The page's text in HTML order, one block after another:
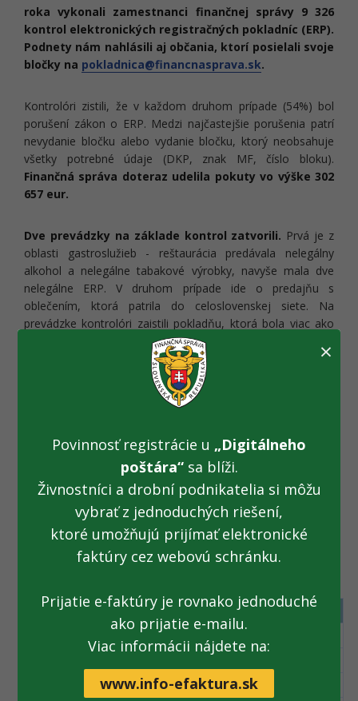
roka vykonali zamestnanci finančnej správy 9 326
kontrol elektronických registračných pokladníc (ERP).
Podnety nám nahlásili aj občania, ktorí posielali svoje
bločky na pokladnica@financnasprava.sk.
Kontrolóri zistili, že v každom druhom prípade (54%) bol
porušení zákon o ERP. Medzi najčastejšie porušenia patrí
nevydanie bločku alebo vydanie bločku, ktorý neobsahuje
všetky potrebné údaje (DKP, znak MF, číslo bloku).
Finančná správa doteraz udelila pokuty vo výške 302
657 eur.
Dve prevádzky na základe kontrol zatvorili. Prvá je z
oblasti gastroslužieb - reštaurácia predávala nelegálny
alkohol a nelegálne tabakové výrobky, navyše mala dve
nelegálne ERP. V druhom prípade ide o predajňu s
oblečením, ktorá patrila do celoslovenskej siete. Na
prevádzke kontrolóri zaistili pokladňu, ktorá bola viac ako
rok oficiálne odhlásená na daňovom úrade. Následne
zaistili aj tovar a zavreli celú predajňu.
Pracovníci finančnej správy kontrolujú dodržiavanie zákona
bločkov môžu občania nahlásiť od marca 2013, kedy bola
spustenápokladnica@financnasprava.sk. Do konca augusta
2013 sme dostali cca 300 podnetov. Po spustení Národnej
bločkovej lotérie, začiatkom septembra,počet
nahlásených bločkov stúpol sedemnásobne a do
dnešného dňa občania nahlásili cca 2 180 bločkov.
Štatistika podľa krajov:
Kraj Počet kontrol
Suma sankcií
Nitriansky kraj
1 193
×
Povinnosť registrácie u „Digitálneho
poštára“sa blíži.
Živnostníci a drobní podnikatelia si môžu
vybrať z jednoduchých riešení,
ktoré umožňujú prijímať elektronické
faktúry cez webovú schránku.
Prijatie e-faktúry je rovnako jednoduché
ako prijatie e-mailu.
Viac informácii nájdete na:
www.info-efaktura.sk